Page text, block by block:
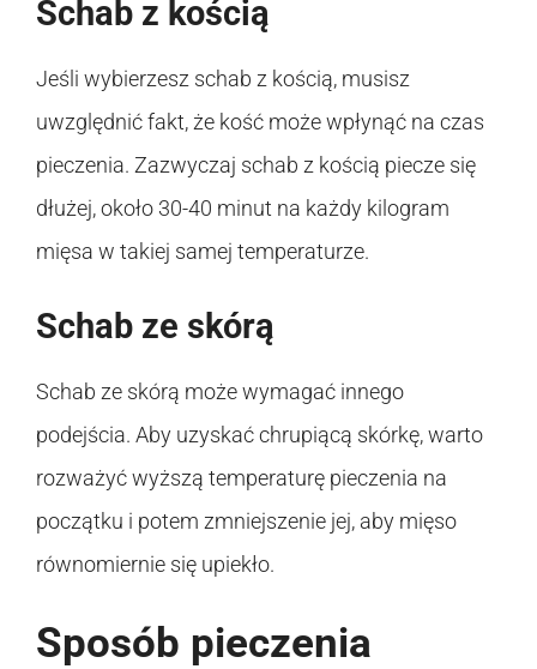
Schab z kością
Jeśli wybierzesz schab z kością, musisz
uwzględnić fakt, że kość może wpłynąć na czas
pieczenia. Zazwyczaj schab z kością piecze się
dłużej, około 30-40 minut na każdy kilogram
mięsa w takiej samej temperaturze.
Schab ze skórą
Schab ze skórą może wymagać innego
podejścia. Aby uzyskać chrupiącą skórkę, warto
rozważyć wyższą temperaturę pieczenia na
początku i potem zmniejszenie jej, aby mięso
równomiernie się upiekło.
Sposób pieczenia